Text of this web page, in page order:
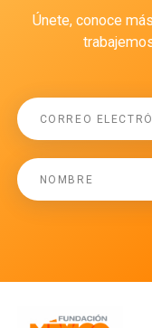
Únete, conoce